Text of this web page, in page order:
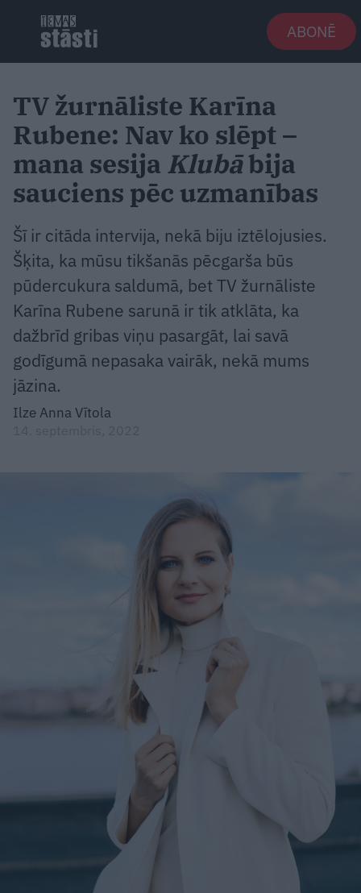
ABONĒ
TV žurnāliste Karīna
Rubene: Nav ko slēpt –
mana sesijaKlubābija
sauciens pēc uzmanības
Šī ir citāda intervija, nekā biju iztēlojusies.
Šķita, ka mūsu tikšanās pēcgarša būs
pūdercukura saldumā, bet TV žurnāliste
Karīna Rubene sarunā ir tik atklāta, ka
dažbrīd gribas viņu pasargāt, lai savā
godīgumā nepasaka vairāk, nekā mums
jāzina.
Ilze Anna Vītola